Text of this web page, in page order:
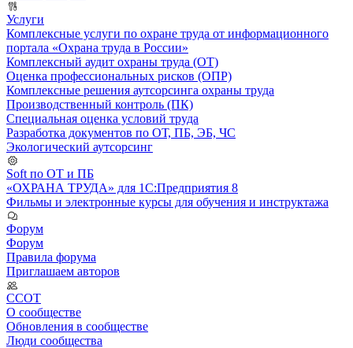
Услуги
Комплексные услуги по охране труда от информационного
портала «Охрана труда в России»
Комплексный аудит охраны труда (ОТ)
Оценка профессиональных рисков (ОПР)
Комплексные решения аутсорсинга охраны труда
Производственный контроль (ПК)
Специальная оценка условий труда
Разработка документов по ОТ, ПБ, ЭБ, ЧС
Экологический аутсорсинг
Soft по ОТ и ПБ
«ОХРАНА ТРУДА» для 1С:Предприятия 8
Фильмы и электронные курсы для обучения и инструктажа
Форум
Форум
Правила форума
Приглашаем авторов
ССОТ
О сообществе
Обновления в сообществе
Люди сообщества